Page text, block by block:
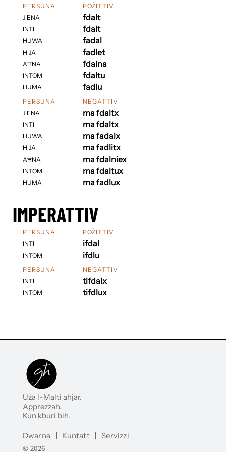
PERSUNA
JIENA
INTI
HUWA
HIJA
AĦNA
INTOM
HUMA
POŻITTIV
fdalt
fdalt
fadal
fadlet
fdalna
fdaltu
fadlu
PERSUNA
JIENA
INTI
HUWA
HIJA
AĦNA
INTOM
HUMA
NEGATTIV
ma fdaltx
ma fdaltx
ma fadalx
ma fadlitx
ma fdalniex
ma fdaltux
ma fadlux
IMPERATTIV
PERSUNA
INTI
INTOM
POŻITTIV
ifdal
ifdlu
PERSUNA
INTI
INTOM
NEGATTIV
tifdalx
tifdlux
Uża l-Malti aħjar.
Apprezzah.
Kun kburi bih.
Dwarna | Kuntatt | Servizzi
© 2026